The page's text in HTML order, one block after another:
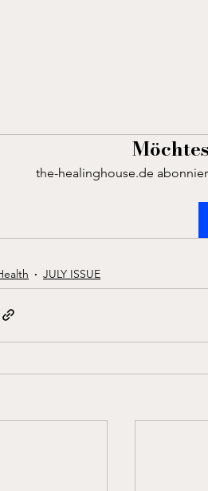
the-healinghouse.de
JULY ISSUE